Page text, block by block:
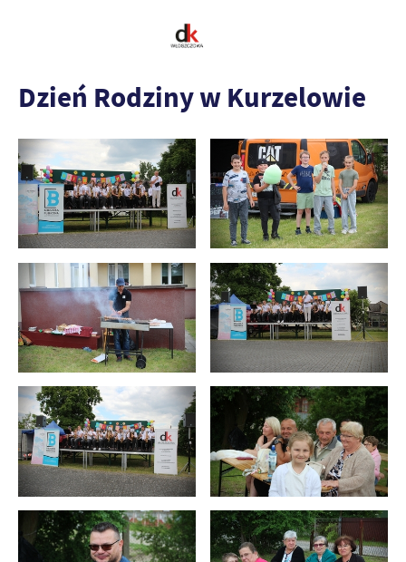
Dzień Rodziny w Kurzelowie